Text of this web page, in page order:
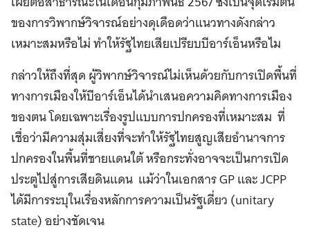
ของการวิพากษ์วิจารณ์อย่างดุเดือดว่าแนวทางดังกล่าว
เหมาะสมหรือไม่ ทำให้รัฐไทยเสียเปรียบบีอาร์เอ็นหรือไม
กล่าวให้ถึงที่สุด ผู้วิพากษ์วิจารณ์ไม่เห็นด้วยกับการเปิดพื้นที่
ทางการเมืองให้บีอาร์เอ็นได้นำเสนอความคิดทางการเมือง
ของตน โดยเฉพาะเรื่องรูปแบบการปกครองที่เหมาะสม ที่
เชื่อว่ามีความสุ่มเสี่ยงที่จะทำให้รัฐไทยสูญเสียอำนาจการ
ปกครองในพื้นที่ชายแดนใต้ หรือกระทั่งอาจจะเป็นการเปิด
ประตูไปสู่การเสียดินแดน แม้ว่าในเอกสาร GP และ JCPP
ได้มีการระบุในเรื่องหลักการความเป็นรัฐเดี่ยว (unitary
state) อย่างชัดเจน